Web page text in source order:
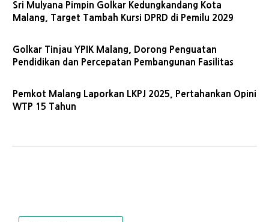
Sri Mulyana Pimpin Golkar Kedungkandang Kota
Malang, Target Tambah Kursi DPRD di Pemilu 2029
Golkar Tinjau YPIK Malang, Dorong Penguatan
Pendidikan dan Percepatan Pembangunan Fasilitas
Pemkot Malang Laporkan LKPJ 2025, Pertahankan Opini
WTP 15 Tahun